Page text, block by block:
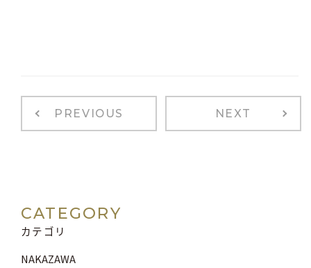
PREVIOUS NEXT
CATEGORY
カテゴリ
NAKAZAWA